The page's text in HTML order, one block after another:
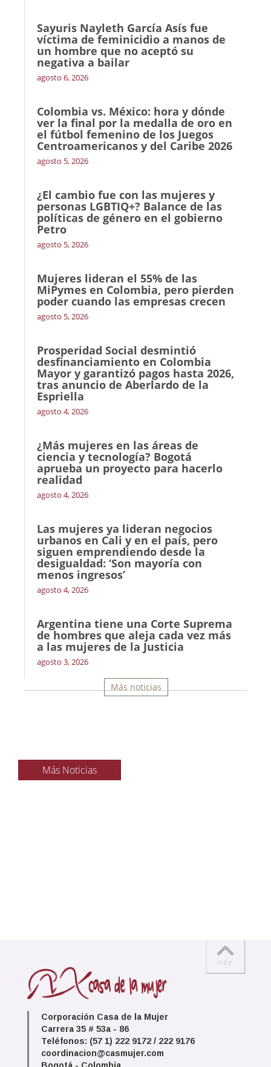
Sayuris Nayleth García Asís fue
víctima de feminicidio a manos de
un hombre que no aceptó su
negativa a bailar
agosto 6, 2026
Colombia vs. México: hora y dónde
ver la final por la medalla de oro en
el fútbol femenino de los Juegos
Centroamericanos y del Caribe 2026
agosto 5, 2026
¿El cambio fue con las mujeres y
personas LGBTIQ+? Balance de las
políticas de género en el gobierno
Petro
agosto 5, 2026
Mujeres lideran el 55% de las
MiPymes en Colombia, pero pierden
poder cuando las empresas crecen
agosto 5, 2026
Prosperidad Social desmintió
desfinanciamiento en Colombia
Mayor y garantizó pagos hasta 2026,
tras anuncio de Aberlardo de la
Espriella
agosto 4, 2026
¿Más mujeres en las áreas de
ciencia y tecnología? Bogotá
aprueba un proyecto para hacerlo
realidad
agosto 4, 2026
Las mujeres ya lideran negocios
urbanos en Cali y en el país, pero
siguen emprendiendo desde la
desigualdad: ‘Son mayoría con
menos ingresos’
agosto 4, 2026
Argentina tiene una Corte Suprema
de hombres que aleja cada vez más
a las mujeres de la Justicia
agosto 3, 2026
Más noticias
Más Noticias
Corporación Casa de la Mujer
Carrera 35 # 53a - 86
Teléfonos: (57 1) 222 9172 / 222 9176
coordinacion@casmujer.com